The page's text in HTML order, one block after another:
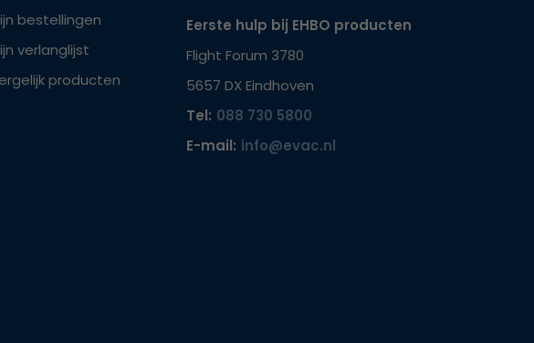
bestellingen
verlanglijst
producten
Eerste hulp bij EHBO producten
Flight Forum 3780
5657 DX Eindhoven
Tel: 088 730 5800
E-mail: info@evac.nl